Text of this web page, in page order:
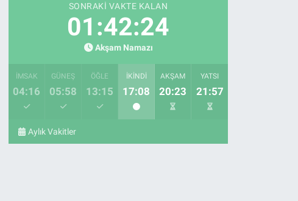
SONRAKI VAKTE KALAN
01:42:24
Akşam Namazı
İMSAK
04:16
GÜNEŞ
05:58
ÖĞLE
13:15
İKINDI
17:08
AKŞAM
20:23
YATSI
21:57
Aylık Vakitler